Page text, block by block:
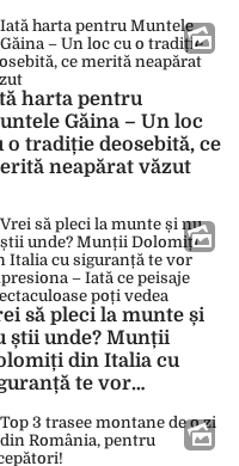
harta pentru
Găina – Un loc
o tradiție deosebită, ce
neapărat văzut
să pleci la munte și
știi unde? Munții
din Italia cu
te vor
spectaculoase
vedea